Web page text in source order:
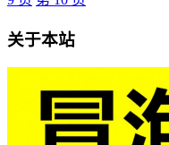
关于本站